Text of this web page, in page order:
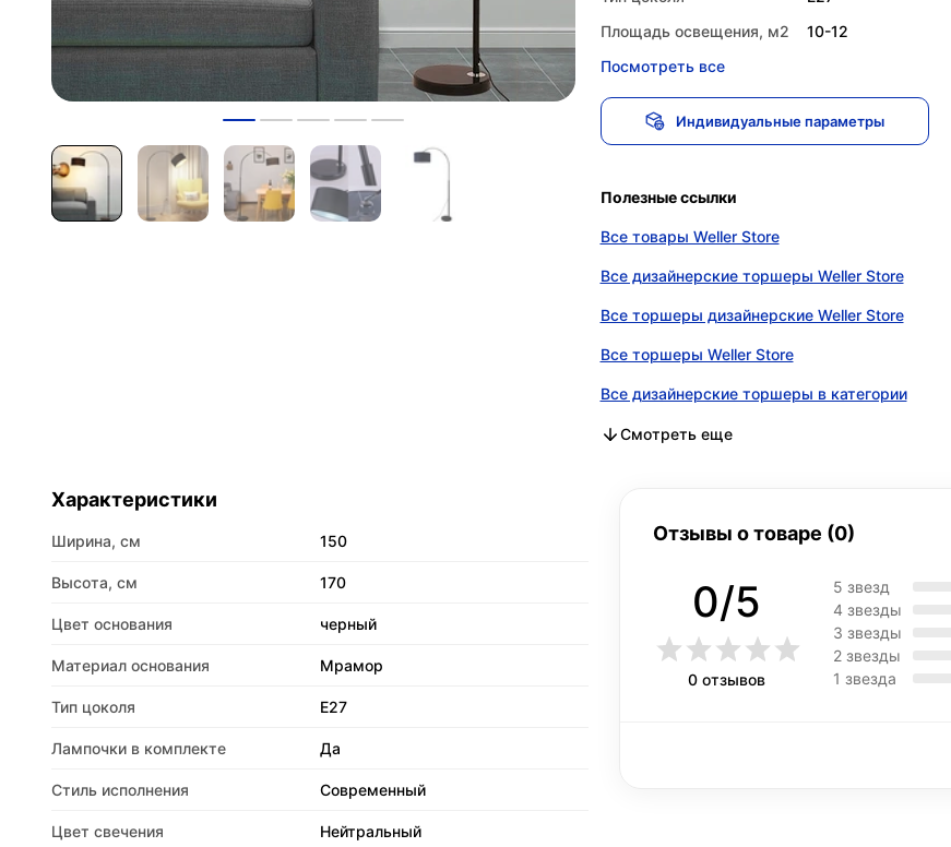
Площадь освещения, м2
10-12
Посмотреть все
Индивидуальные параметры
Полезные ссылки
Все товары Weller Store
Все дизайнерские торшеры Weller Store
Все торшеры дизайнерские Weller Store
Все торшеры Weller Store
Все дизайнерские торшеры в категории
Все торшеры дизайнерские в категории
Все торшеры в категории
Смотреть еще
Характеристики
Ширина, см 150
Высота, см 170
Цвет основания черный
Материал основания Мрамор
Тип цоколя E27
Лампочки в комплекте Да
Стиль исполнения Современный
Цвет свечения Нейтральный
Отзывы о товаре (0)
0/5
0 отзывов
5 звезд
4 звезды
3 звезды
2 звезды
1 звезда